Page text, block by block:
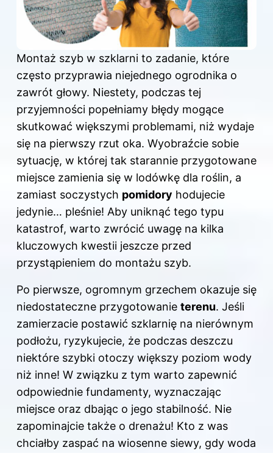
Montaż szyb w szklarni to zadanie, które
często przyprawia niejednego ogrodnika o
zawrót głowy. Niestety, podczas tej
przyjemności popełniamy błędy mogące
skutkować większymi problemami, niż wydaje
się na pierwszy rzut oka. Wyobraźcie sobie
sytuację, w której tak starannie przygotowane
miejsce zamienia się w lodówkę dla roślin, a
zamiast soczystych pomidory hodujecie
jedynie… pleśnie! Aby uniknąć tego typu
katastrof, warto zwrócić uwagę na kilka
kluczowych kwestii jeszcze przed
przystąpieniem do montażu szyb.
Po pierwsze, ogromnym grzechem okazuje się
niedostateczne przygotowanie terenu. Jeśli
zamierzacie postawić szklarnię na nierównym
podłożu, ryzykujecie, że podczas deszczu
niektóre szybki otoczy większy poziom wody
niż inne! W związku z tym warto zapewnić
odpowiednie fundamenty, wyznaczając
miejsce oraz dbając o jego stabilność. Nie
zapominajcie także o drenażu! Kto z was
chciałby zaspać na wiosenne siewy, gdy woda